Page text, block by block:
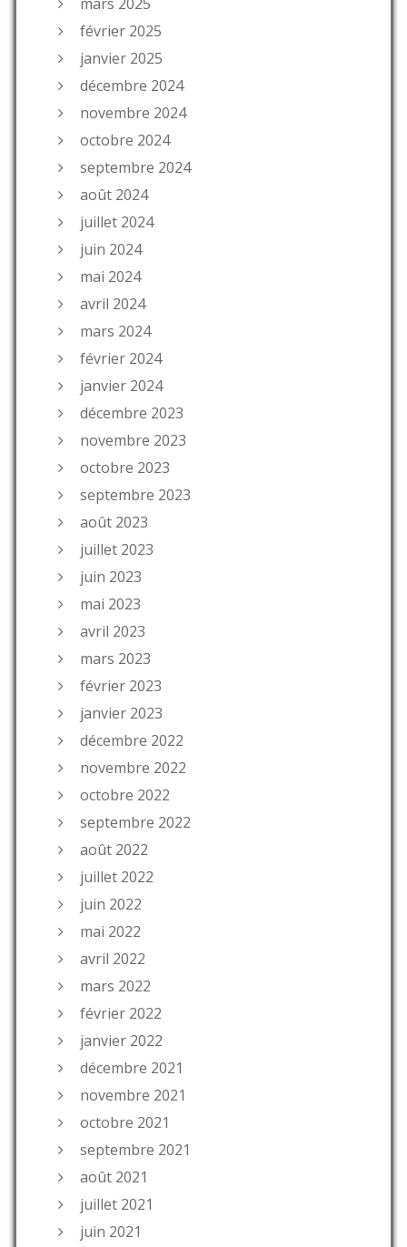
février 2025
janvier 2025
décembre 2024
novembre 2024
octobre 2024
septembre 2024
août 2024
juillet 2024
juin 2024
mai 2024
avril 2024
mars 2024
février 2024
janvier 2024
décembre 2023
novembre 2023
octobre 2023
septembre 2023
août 2023
juillet 2023
juin 2023
mai 2023
avril 2023
mars 2023
février 2023
janvier 2023
décembre 2022
novembre 2022
octobre 2022
septembre 2022
août 2022
juillet 2022
juin 2022
mai 2022
avril 2022
mars 2022
février 2022
janvier 2022
décembre 2021
novembre 2021
octobre 2021
septembre 2021
août 2021
juillet 2021
juin 2021